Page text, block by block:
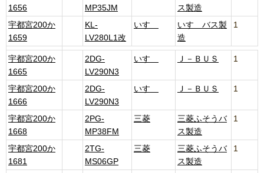
1656
MP35JM
ス製造
宇都宮200か
1659
KL-
LV280L1改
いすゞ
いすゞバス製
造
1
宇都宮200か
1665
2DG-
LV290N3
いすゞ Ｊ－ＢＵＳ 1
宇都宮200か
1666
2DG-
LV290N3
いすゞ Ｊ－ＢＵＳ 1
宇都宮200か
1668
2PG-
MP38FM
三菱
三菱ふそうバ
ス製造
1
宇都宮200か
1681
2TG-
MS06GP
三菱
三菱ふそうバ
ス製造
1